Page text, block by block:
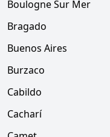
Boulogne Sur Mer
Bragado
Buenos Aires
Burzaco
Cabildo
Cacharí